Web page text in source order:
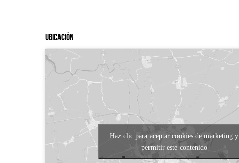
Ubicación
Haz clic para aceptar cookies de marketing y
permitir este contenido